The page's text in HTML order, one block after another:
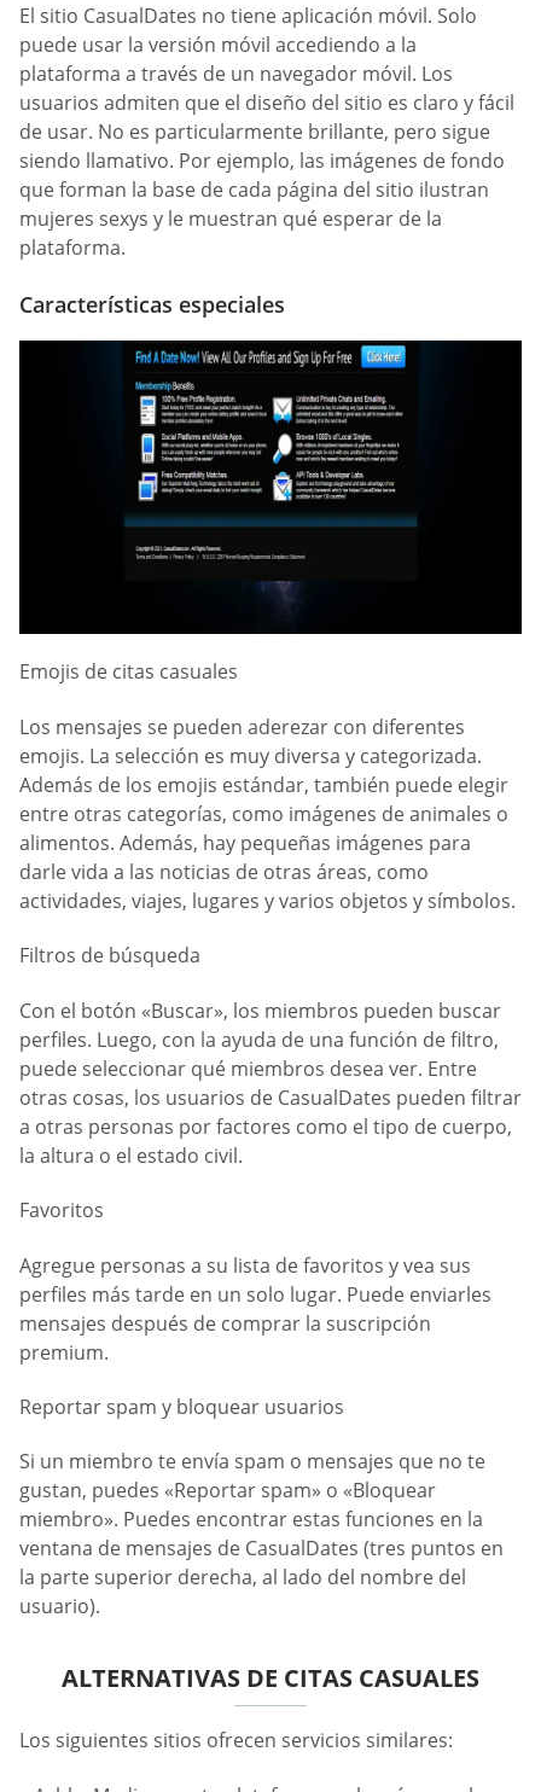
El sitio СasualDates no tiene aplicación móvil. Solo
puede usar la versión móvil accediendo a la
plataforma a través de un navegador móvil. Los
usuarios admiten que el diseño del sitio es claro y fácil
de usar. No es particularmente brillante, pero sigue
siendo llamativo. Por ejemplo, las imágenes de fondo
que forman la base de cada página del sitio ilustran
mujeres sexys y le muestran qué esperar de la
plataforma.
Características especiales
Emojis de citas casuales
Los mensajes se pueden aderezar con diferentes
emojis. La selección es muy diversa y categorizada.
Además de los emojis estándar, también puede elegir
entre otras categorías, como imágenes de animales o
alimentos. Además, hay pequeñas imágenes para
darle vida a las noticias de otras áreas, como
actividades, viajes, lugares y varios objetos y símbolos.
Filtros de búsqueda
Con el botón «Buscar», los miembros pueden buscar
perfiles. Luego, con la ayuda de una función de filtro,
puede seleccionar qué miembros desea ver. Entre
otras cosas, los usuarios de СasualDates pueden filtrar
a otras personas por factores como el tipo de cuerpo,
la altura o el estado civil.
Favoritos
Agregue personas a su lista de favoritos y vea sus
perfiles más tarde en un solo lugar. Puede enviarles
mensajes después de comprar la suscripción
premium.
Reportar spam y bloquear usuarios
Si un miembro te envía spam o mensajes que no te
gustan, puedes «Reportar spam» o «Bloquear
miembro». Puedes encontrar estas funciones en la
ventana de mensajes de СasualDates (tres puntos en
la parte superior derecha, al lado del nombre del
usuario).
ALTERNATIVAS DE CITAS CASUALES
Los siguientes sitios ofrecen servicios similares: